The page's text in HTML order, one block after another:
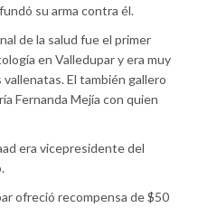
su arma contra él.
de la salud fue el primer
en Valledupar y era muy
El también gallero
Fernanda Mejía con quien
era vicepresidente del
ofreció recompensa de $50